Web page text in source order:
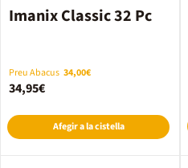
Imanix Classic 32 Pc
Preu Abacus 34,00€
34,95€
Afegir a la cistella